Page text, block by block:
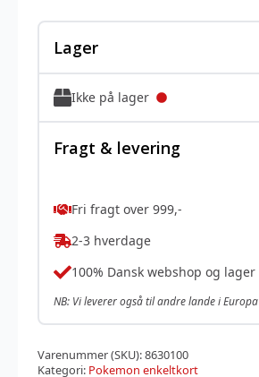
Lager
Ikke på lager
Fragt & levering
Fri fragt over 999,-
2-3 hverdage
100% Dansk webshop og lager
NB: Vi leverer også til andre lande i Europa
Varenummer (SKU):8630100
Kategori: Pokemon enkeltkort